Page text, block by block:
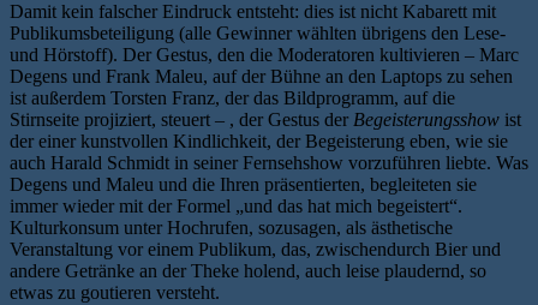
Damit kein falscher Eindruck entsteht: dies ist nicht Kabarett mit
Publikumsbeteiligung (alle Gewinner wählten übrigens den Lese-
und Hörstoff). Der Gestus, den die Moderatoren kultivieren – Marc
Degens und Frank Maleu, auf der Bühne an den Laptops zu sehen
ist außerdem Torsten Franz, der das Bildprogramm, auf die
Stirnseite projiziert, steuert – , der Gestus der Begeisterungsshow ist
der einer kunstvollen Kindlichkeit, der Begeisterung eben, wie sie
auch Harald Schmidt in seiner Fernsehshow vorzuführen liebte. Was
Degens und Maleu und die Ihren präsentierten, begleiteten sie
immer wieder mit der Formel „und das hat mich begeistert“.
Kulturkonsum unter Hochrufen, sozusagen, als ästhetische
Veranstaltung vor einem Publikum, das, zwischendurch Bier und
andere Getränke an der Theke holend, auch leise plaudernd, so
etwas zu goutieren versteht.